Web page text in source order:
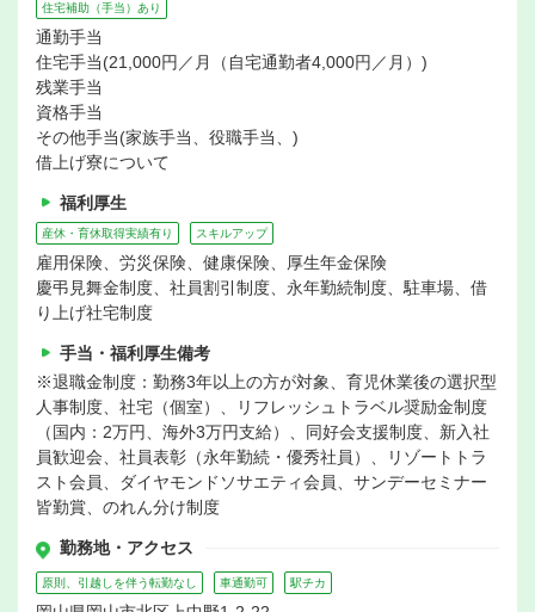
住宅補助（手当）あり
通勤手当
住宅手当(21,000円／月（自宅通勤者4,000円／月）)
残業手当
資格手当
その他手当(家族手当、役職手当、)
借上げ寮について
福利厚生
産休・育休取得実績有り スキルアップ
雇用保険、労災保険、健康保険、厚生年金保険
慶弔見舞金制度、社員割引制度、永年勤続制度、駐車場、借
り上げ社宅制度
手当・福利厚生備考
※退職金制度：勤務3年以上の方が対象、育児休業後の選択型
人事制度、社宅（個室）、リフレッシュトラベル奨励金制度
（国内：2万円、海外3万円支給）、同好会支援制度、新入社
員歓迎会、社員表彰（永年勤続・優秀社員）、リゾートトラ
スト会員、ダイヤモンドソサエティ会員、サンデーセミナー
皆勤賞、のれん分け制度
勤務地・アクセス
原則、引越しを伴う転勤なし 車通勤可 駅チカ